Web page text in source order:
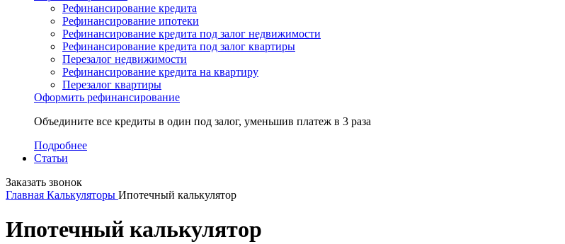
Рефинансирование кредита
Рефинансирование ипотеки
Рефинансирование кредита под залог недвижимости
Рефинансирование кредита под залог квартиры
Перезалог недвижимости
Рефинансирование кредита на квартиру
Перезалог квартиры
Оформить рефинансирование
Объедините все кредиты в один под залог, уменьшив платеж в 3 раза
Подробнее
Статьи
Заказать звонок
Главная Калькуляторы Ипотечный калькулятор
Ипотечный калькулятор